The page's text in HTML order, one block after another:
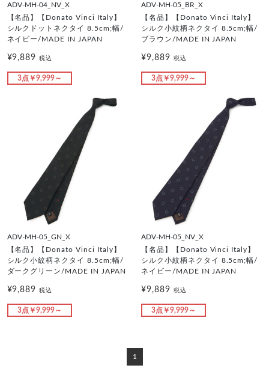
ADV-MH-04_NV_X
【名品】【Donato Vinci Italy】
シルクドットネクタイ 8.5cm;幅/
ネイビー/MADE IN JAPAN
¥9,889税込
3点￥9,999～
ADV-MH-05_BR_X
【名品】【Donato Vinci Italy】
シルク小紋柄ネクタイ 8.5cm;幅/
ブラウン/MADE IN JAPAN
¥9,889 税込
3点￥9,999～
ADV-MH-05_GN_X
【名品】【Donato Vinci Italy】
シルク小紋柄ネクタイ 8.5cm;幅/
ダークグリーン/MADE IN JAPAN
¥9,889税込
3点￥9,999～
ADV-MH-05_NV_X
【名品】【Donato Vinci Italy】
シルク小紋柄ネクタイ 8.5cm;幅/
ネイビー/MADE IN JAPAN
¥9,889 税込
3点￥9,999～
1